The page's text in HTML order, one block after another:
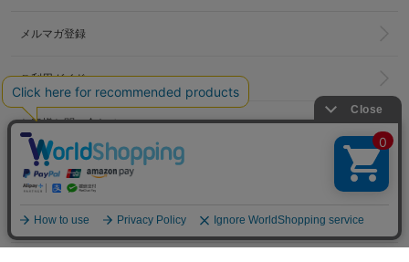
メルマガ登録
ご利用ガイド
お客様お問い合わせ
hakka group
LINKS